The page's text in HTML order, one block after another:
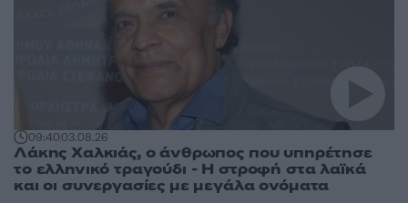
09:4003.08.26
Λάκης Χαλκιάς, ο άνθρωπος που υπηρέτησε
το ελληνικό τραγούδι - Η στροφή στα λαϊκά
και οι συνεργασίες με μεγάλα ονόματα